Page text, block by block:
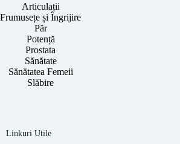
Articulații
Frumusețe și Îngrijire
Păr
Potență
Prostata
Sănătate
Sănătatea Femeii
Slăbire
Linkuri Utile